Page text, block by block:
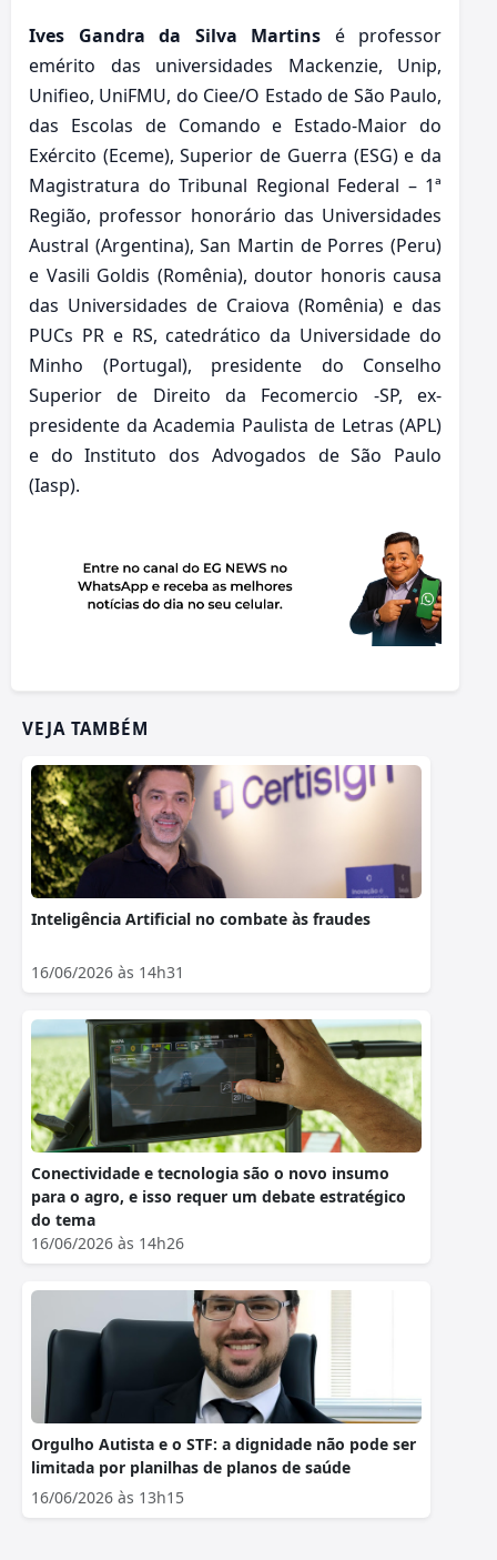
Ives Gandra da Silva Martins é professor
emérito das universidades Mackenzie, Unip,
Unifieo, UniFMU, do Ciee/O Estado de São Paulo,
das Escolas de Comando e Estado-Maior do
Exército (Eceme), Superior de Guerra (ESG) e da
Magistratura do Tribunal Regional Federal – 1ª
Região, professor honorário das Universidades
Austral (Argentina), San Martin de Porres (Peru)
e Vasili Goldis (Romênia), doutor honoris causa
das Universidades de Craiova (Romênia) e das
PUCs PR e RS, catedrático da Universidade do
Minho (Portugal), presidente do Conselho
Superior de Direito da Fecomercio -SP, ex-
presidente da Academia Paulista de Letras (APL)
e do Instituto dos Advogados de São Paulo
(Iasp).
VEJA TAMBÉM
Inteligência Artificial no combate às fraudes
16/06/2026 às 14h31
Conectividade e tecnologia são o novo insumo
para o agro, e isso requer um debate estratégico
do tema
16/06/2026 às 14h26
Orgulho Autista e o STF: a dignidade não pode ser
limitada por planilhas de planos de saúde
16/06/2026 às 13h15